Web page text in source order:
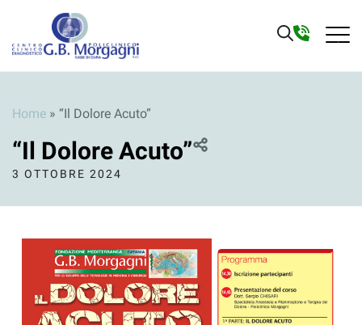
Home » “Il Dolore Acuto”
“Il Dolore Acuto”
3 OTTOBRE 2024